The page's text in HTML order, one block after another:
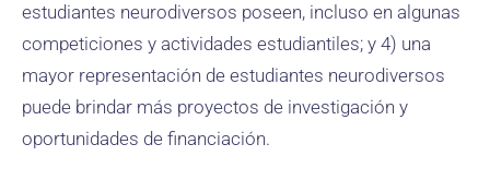
estudiantes neurodiversos poseen, incluso en algunas
competiciones y actividades estudiantiles; y 4) una
mayor representación de estudiantes neurodiversos
puede brindar más proyectos de investigación y
oportunidades de financiación.